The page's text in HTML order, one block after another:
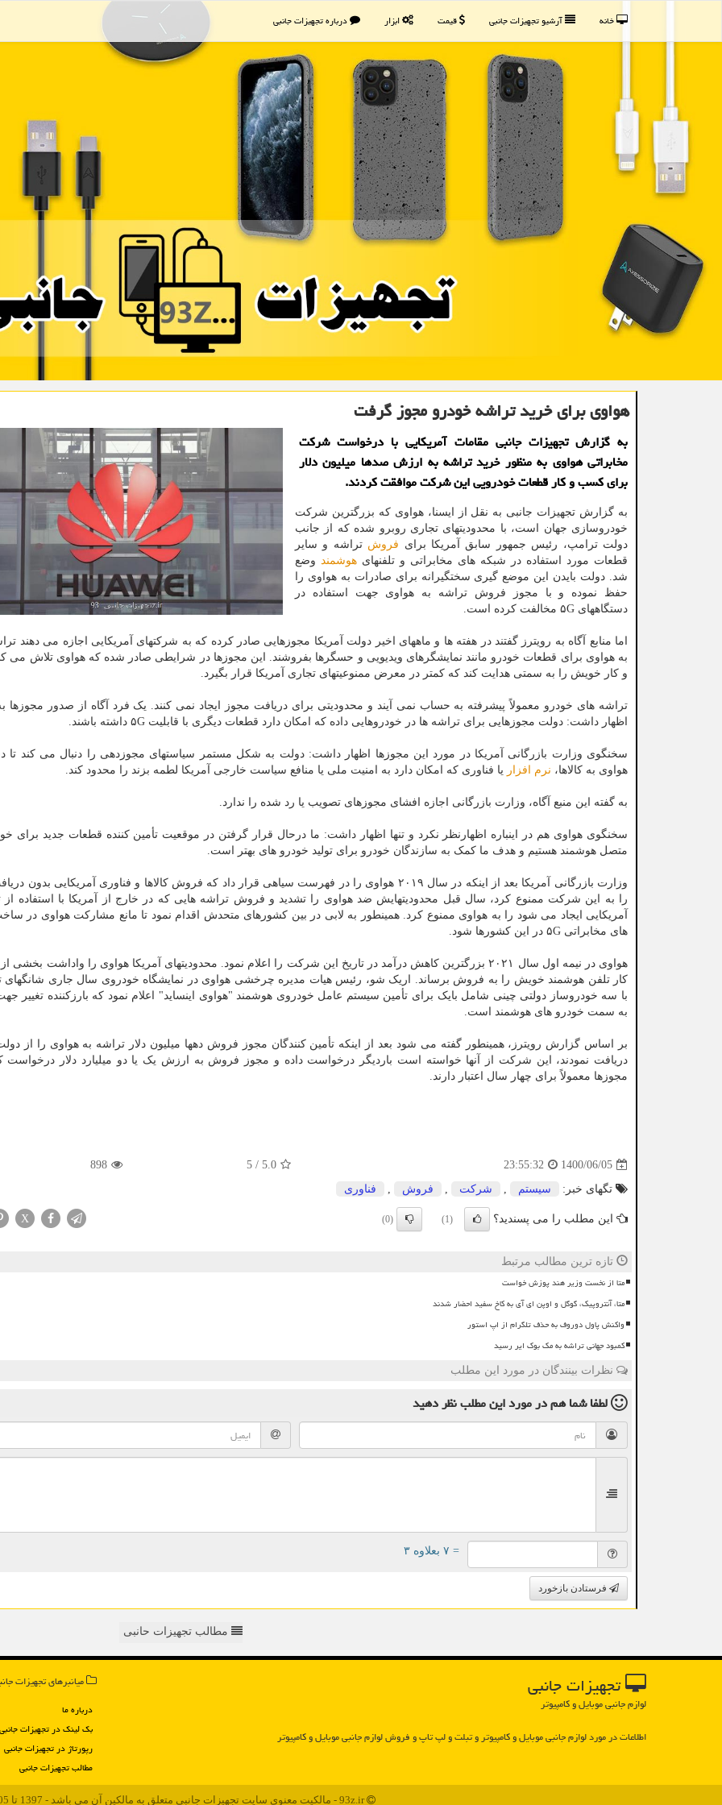
خانه آرشیو تجهیزات جانبی قیمت ابزار درباره تجهیزات جانبی
هواوی برای خرید تراشه خودرو مجوز گرفت
به گزارش تجهیزات جانبی مقامات آمریکایی با درخواست شرکت
مخابراتی هواوی به منظور خرید تراشه به ارزش صدها میلیون دلار
برای کسب و کار قطعات خودرویی این شرکت موافقت کردند.
به گزارش تجهیزات جانبی به نقل از ایسنا، هواوی که بزرگترین شرکت
خودروسازی جهان است، با محدودیتهای تجاری روبرو شده که از جانب
دولت ترامپ، رئیس جمهور سابق آمریکا برای فروش تراشه و سایر
قطعات مورد استفاده در شبکه های مخابراتی و تلفنهای هوشمند وضع
شد. دولت بایدن این موضع گیری سختگیرانه برای صادرات به هواوی را
حفظ نموده و با مجوز فروش تراشه به هواوی جهت استفاده در
دستگاههای ۵G مخالفت کرده است.
اما منابع آگاه به رویترز گفتند در هفته ها و ماههای اخیر دولت آمریکا مجوزهایی صادر کرده که به شرکتهای آمریکایی اجازه می دهند
به هواوی برای قطعات خودرو مانند نمایشگرهای ویدیویی و حسگرها بفروشند. این مجوزها در شرایطی صادر شده که هواوی تلاش می
و کار خویش را به سمتی هدایت کند که کمتر در معرض ممنوعیتهای تجاری آمریکا قرار بگیرد.
تراشه های خودرو معمولاً پیشرفته به حساب نمی آیند و محدودیتی برای دریافت مجوز ایجاد نمی کنند. یک فرد آگاه از صدور مجوزها به
اظهار داشت: دولت مجوزهایی برای تراشه ها در خودروهایی داده که امکان دارد قطعات دیگری با قابلیت ۵G داشته باشند.
سخنگوی وزارت بازرگانی آمریکا در مورد این مجوزها اظهار داشت: دولت به شکل مستمر سیاستهای مجوزدهی را دنبال می کند
هواوی به کالاها، نرم افزار یا فناوری که امکان دارد به امنیت ملی یا منافع سیاست خارجی آمریکا لطمه بزند را محدود کند.
به گفته این منبع آگاه، وزارت بازرگانی اجازه افشای مجوزهای تصویب یا رد شده را ندارد.
سخنگوی هواوی هم در اینباره اظهارنظر نکرد و تنها اظهار داشت: ما درحال قرار گرفتن در موقعیت تأمین کننده قطعات جدید برای
متصل هوشمند هستیم و هدف ما کمک به سازندگان خودرو برای تولید خودرو های بهتر است.
وزارت بازرگانی آمریکا بعد از اینکه در سال ۲۰۱۹ هواوی را در فهرست سیاهی قرار داد که فروش کالاها و فناوری آمریکایی بدون
را به این شرکت ممنوع کرد، سال قبل محدودیتهایش ضد هواوی را تشدید و فروش تراشه هایی که در خارج از آمریکا با استفاده از
آمریکایی ایجاد می شود را به هواوی ممنوع کرد. همینطور به لابی در بین کشورهای متحدش اقدام نمود تا مانع مشارکت هواوی در
های مخابراتی ۵G در این کشورها شود.
هواوی در نیمه اول سال ۲۰۲۱ بزرگترین کاهش درآمد در تاریخ این شرکت را اعلام نمود. محدودیتهای آمریکا هواوی را واداشت
کار تلفن هوشمند خویش را به فروش برساند. اریک شو، رئیس هیات مدیره چرخشی هواوی در نمایشگاه خودروی سال جاری شانگهای
با سه خودروساز دولتی چینی شامل بایک برای تأمین سیستم عامل خودروی هوشمند "هواوی اینساید" اعلام نمود که بارزکننده تغییر
به سمت خودرو های هوشمند است.
بر اساس گزارش رویترز، همینطور گفته می شود بعد از اینکه تأمین کنندگان مجوز فروش دهها میلیون دلار تراشه به هواوی را از
دریافت نمودند، این شرکت از آنها خواسته است باردیگر درخواست داده و مجوز فروش به ارزش یک یا دو میلیارد دلار درخواست
مجوزها معمولاً برای چهار سال اعتبار دارند.
1400/06/05
23:55:32
5.0
/
5
898
تگهای خبر: سیستم , شركت , فروش , فناوری
این مطلب را می پسندید؟ (1)
(0)
X
تازه ترین مطالب مرتبط
متا از نخست وزیر هند پوزش خواست
متا، آنتروپیک، گوگل و اوپن ای آی به کاخ سفید احضار شدند
واکنش پاول دوروف به حذف تلگرام از اپ استور
کمبود جهانی تراشه به مک بوک ایر رسید
نظرات بینندگان در مورد این مطلب
لطفا شما همدر مورد این مطلبنظر دهید
= ۷ بعلاوه ۳
فرستادن بازخورد
مطالب تجهیزات حانبی
تجهیزات جانبی
لوازم جانبی موبایل و کامپیوتر
اطلاعات در مورد لوازم جانبی موبایل و كامپیوتر و تبلت و لپ تاپ و فروش لوازم جانبی موبایل و كامپیوتر
میانبرهای تجهیزات
درباره ما
بک لینک در تجهیزات جانبی
رپورتاژ در تجهیزات جانبی
مطالب تجهیزات جانبی
93z.ir - مالکیت معنوی سایت تجهیزات جانبی متعلق به مالکین آن می باشد - 1397 تا 1405